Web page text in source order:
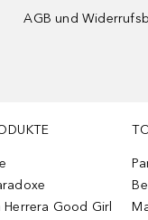
AGB und
Herrera Good Girl